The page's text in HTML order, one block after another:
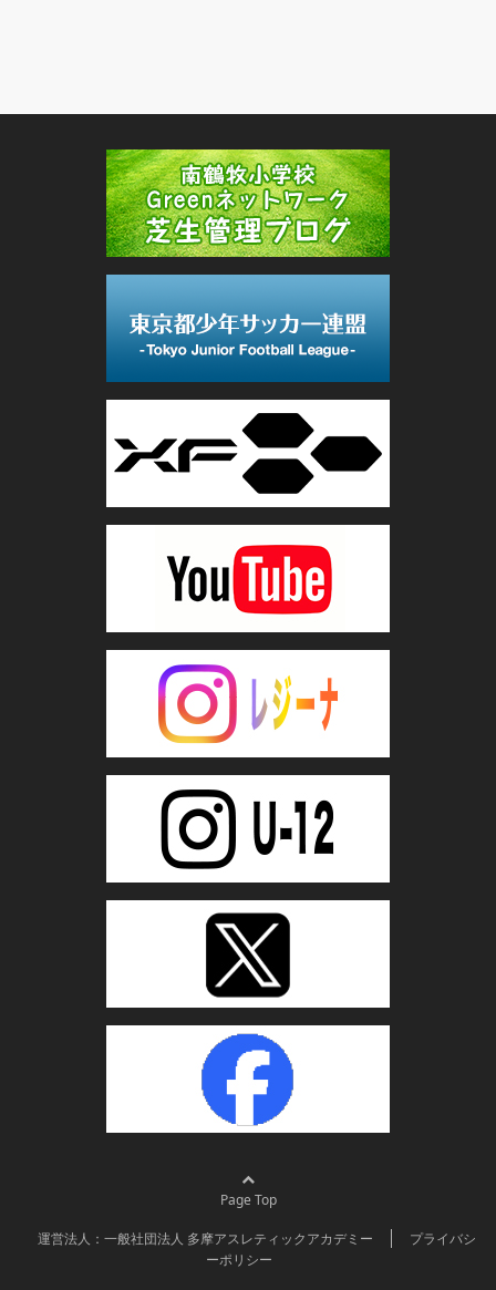
Page Top
運営法人：一般社団法人 多摩アスレティックアカデミー
プライバシ
ーポリシー